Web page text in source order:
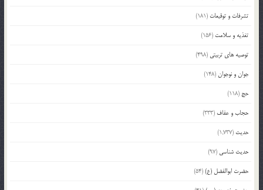
تشرفات و توقیعات (181)
تغذیه و سلامت (156)
توصیه های تربیتی (498)
جوان و نوجوان(148)
حج (118)
حجاب و عفاف (333)
حدیث (1,737)
حدیث شناسی (97)
حضرت ابوالفضل (ع)(54)